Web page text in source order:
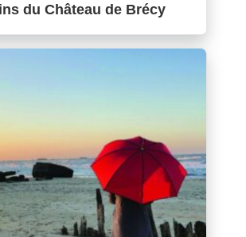
du Château de Brécy